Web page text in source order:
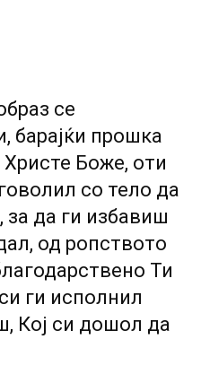
се
барајќи прошка
Боже, оти
со тело да
за да ги избавиш
од ропството
Ти
ги исполнил
Кој си дошол да